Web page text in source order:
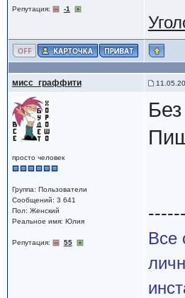
Репутация: -1
мисс_граффити
просто человек
Группа: Пользователи
Сообщений: 3 641
Пол: Женский
Реальное имя: Юлия
Репутация: 55
Все